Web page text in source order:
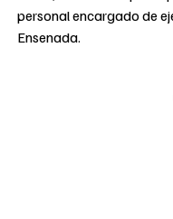
personal encargado de
Ensenada.